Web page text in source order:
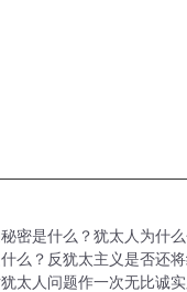
密是什么？犹太人为什
么？反犹太主义是否还
太人问题作一次无比诚